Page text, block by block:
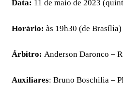
Data: 11 de maio de 2023
Horário: às 19h30 (de Brasília)
Árbitro: Anderson Daronco –
Auxiliares: Bruno Boschilia –